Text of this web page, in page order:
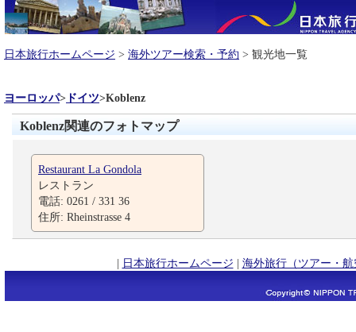
日本旅行ホームページ > 海外ツアー検索・予約 > 観光地一覧
ヨーロッパ> ドイツ>Koblenz
Koblenz関連のフォトマップ
Restaurant La Gondola
レストラン
電話: 0261 / 331 36
住所: Rheinstrasse 4
| 日本旅行ホームページ | 海外旅行（ツアー・航